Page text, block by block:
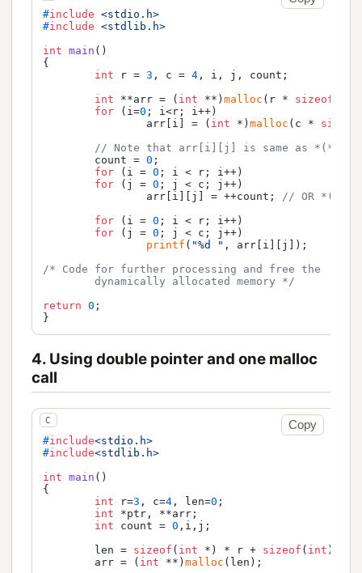
#include
<stdio.h>
#include
<stdlib.h>
int
main ()
{
int r = 3 , c = 4 , i, j, count;
int **arr = ( int **)malloc (r * sizeof
for (i=0 ; i<r; i++)
		arr[i] = (
int *)malloc (c * sizeof
// Note that arr[i][j] is same as
	count =
0 ;
for (i = 0 ; i < r; i++)
for (j = 0 ; j < c; j++)
		arr[i][j] = ++count;
// OR
for (i = 0 ; i < r; i++)
for (j = 0 ; j < c; j++)
printf ( "%d " , arr[i][j]);
/* Code for further processing and free the
	dynamically allocated memory */
return
0 ;
}
4. Using double pointer and one malloc
call
#include<stdio.h>
#include<stdlib.h>
int
main ()
{
int r=3 , c=4 , len=0 ;
int *ptr, **arr;
int count = 0 ,i,j;
	len =
sizeof ( int *) * r + sizeof ( int ) *
	arr = (
int **)malloc (len);
Copy